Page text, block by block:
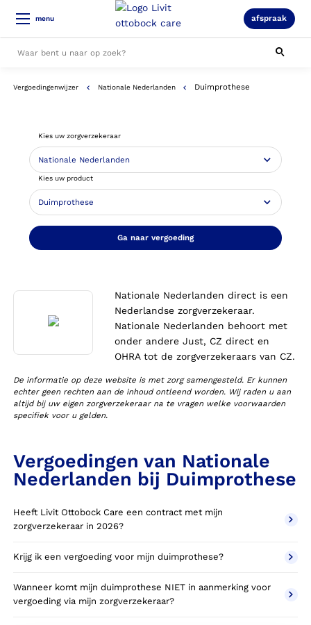
menu afspraak
Alle resultaten
Vergoedingenwijzer Nationale Nederlanden Duimprothese
Kies uw zorgverzekeraar
Kies uw product
Ga naar vergoeding
Nationale Nederlanden direct is een
Nederlandse zorgverzekeraar.
Nationale Nederlanden behoort met
onder andere Just, CZ direct en
OHRA tot de zorgverzekeraars van CZ.
De informatie op deze website is met zorg samengesteld. Er kunnen
echter geen rechten aan de inhoud ontleend worden. Wij raden u aan
altijd bij uw eigen zorgverzekeraar na te vragen welke voorwaarden
specifiek voor u gelden.
Vergoedingen van Nationale
Nederlanden bij Duimprothese
Heeft Livit Ottobock Care een contract met mijn
zorgverzekeraar in 2026?
Krijg ik een vergoeding voor mijn duimprothese?
Wanneer komt mijn duimprothese NIET in aanmerking voor
vergoeding via mijn zorgverzekeraar?